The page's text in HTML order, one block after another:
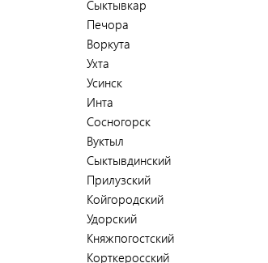
Сыктывкар
Печора
Воркута
Ухта
Усинск
Инта
Сосногорск
Вуктыл
Сыктывдинский
Прилузский
Койгородский
Удорский
Княжпогостский
Корткеросский